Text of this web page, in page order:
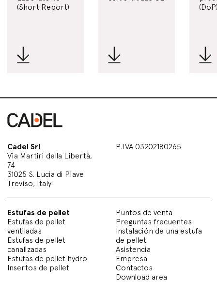
(Short Report)
Cadel Srl
Via Martiri della Libertà,
74
31025 S. Lucia di Piave
Treviso, Italy
P.IVA 03202180265
Estufas de pellet
Estufas de pellet
ventiladas
Estufas de pellet
canalizadas
Estufas de pellet hydro
Insertos de pellet
Puntos de venta
Preguntas frecuentes
Instalación de una estufa
de pellet
Asistencia
Empresa
Contactos
Download area